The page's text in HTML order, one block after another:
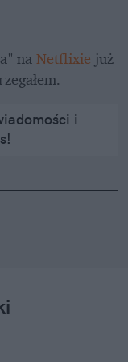
na Netflixie już
i